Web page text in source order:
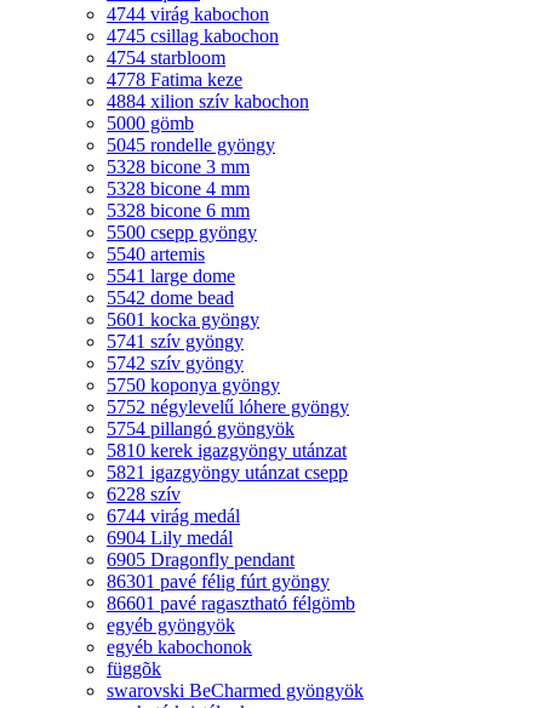
4744 virág kabochon
4745 csillag kabochon
4754 starbloom
4778 Fatima keze
4884 xilion szív kabochon
5000 gömb
5045 rondelle gyöngy
5328 bicone 3 mm
5328 bicone 4 mm
5328 bicone 6 mm
5500 csepp gyöngy
5540 artemis
5541 large dome
5542 dome bead
5601 kocka gyöngy
5741 szív gyöngy
5742 szív gyöngy
5750 koponya gyöngy
5752 négylevelű lóhere gyöngy
5754 pillangó gyöngyök
5810 kerek igazgyöngy utánzat
5821 igazgyöngy utánzat csepp
6228 szív
6744 virág medál
6904 Lily medál
6905 Dragonfly pendant
86301 pavé félig fúrt gyöngy
86601 pavé ragasztható félgömb
egyéb gyöngyök
egyéb kabochonok
függõk
swarovski BeCharmed gyöngyök